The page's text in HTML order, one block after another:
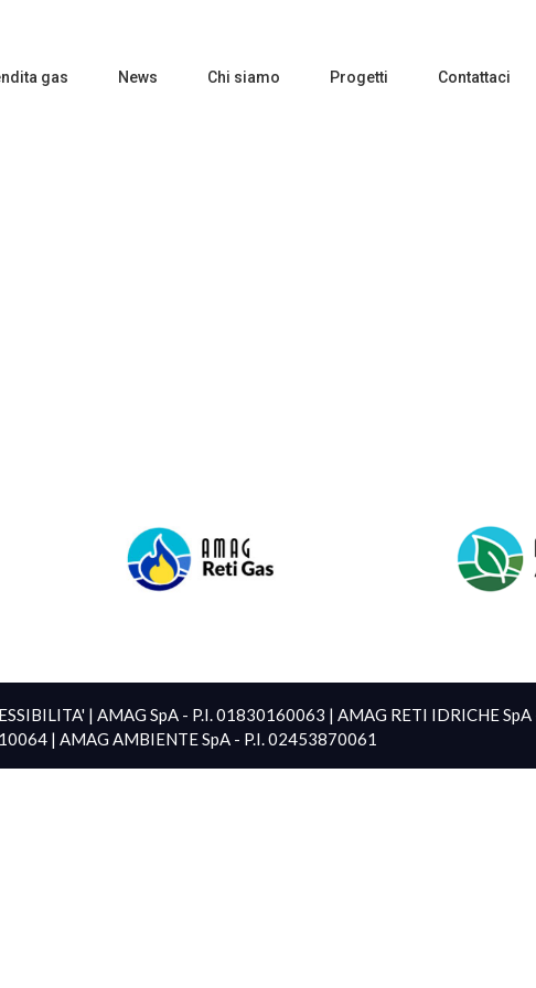
gas News Chi siamo Progetti Contattaci
| AMAG SpA - P.I. 01830160063 | AMAG RETI IDRICHE
| AMAG AMBIENTE SpA - P.I. 02453870061